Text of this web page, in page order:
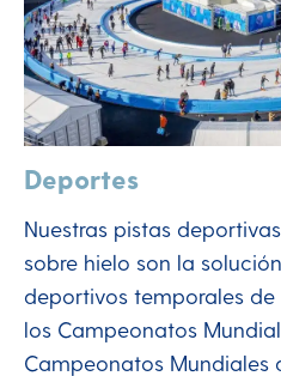
Deportes
Nuestras pistas
sobre hielo son la
deportivos temporales
los Campeonatos
Campeonatos Mundiales